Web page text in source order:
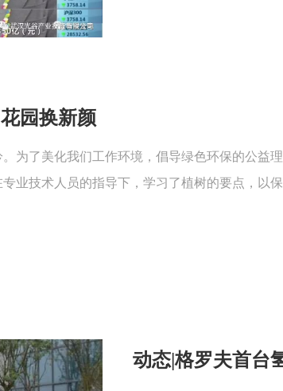
园换新颜
为了美化我们工作环境，倡导绿色环保的公益
业技术人员的指导下，学习了植树的要点，以
动态|格罗夫首台